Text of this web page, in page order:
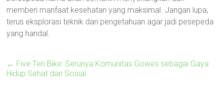
memberi manfaat kesehatan yang maksimal. Jangan lupa,
terus eksplorasi teknik dan pengetahuan agar jadi pesepeda
yang handal.
← Five Ten Bike: Serunya Komunitas Gowes sebagai Gaya
Hidup Sehat dan Sosial